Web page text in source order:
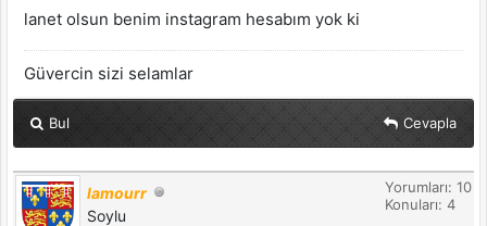
lanet olsun benim instagram hesabım yok ki
Güvercin sizi selamlar
Bul Cevapla
lamourr
Soylu
Yorumları: 10
Konuları: 4